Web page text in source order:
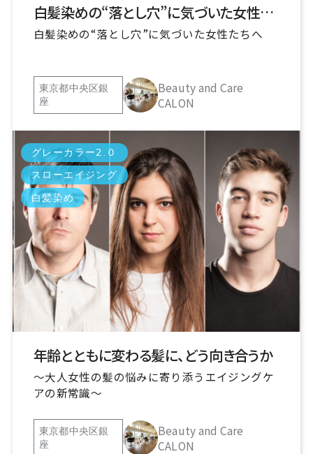
白髪染めの“落とし穴”に気づいた女性たちへ
白髪染めの“落とし穴”に気づいた女性たちへ
東京都中央区銀
座
Beauty and Care
CALON
グレーカラー2.０
スローエイジング
白髪染め
年齢とともに変わる髪に、どう向き合うか
〜大人女性の髪の悩みに寄り添うエイジングケ
アの新常識〜
東京都中央区銀
座
Beauty and Care
CALON